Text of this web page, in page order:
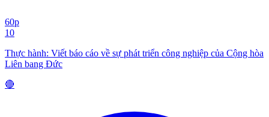
60p
10
Thực hành: Viết báo cáo về sự phát triển công nghiệp của Cộng hòa
Liên bang Đức
🔴